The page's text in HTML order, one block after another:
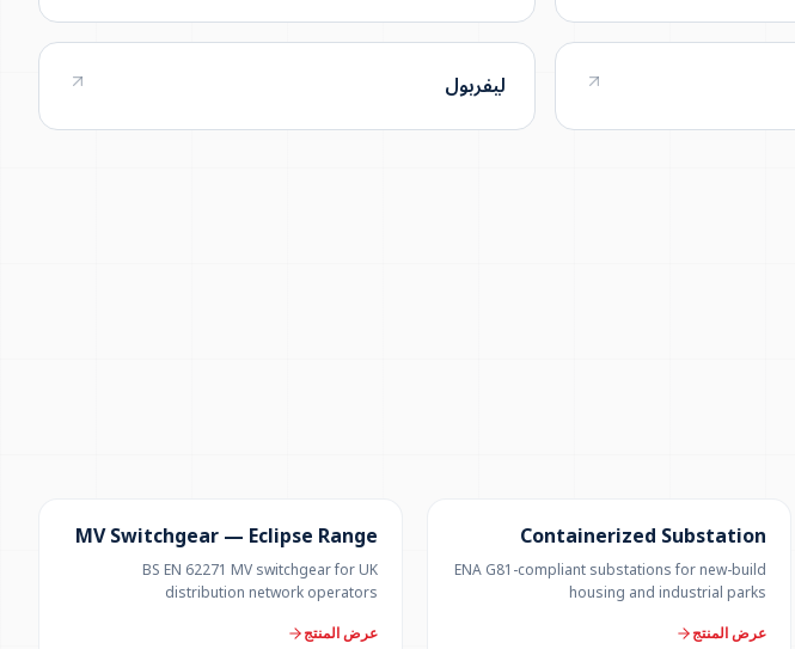
ليفربول
Containerized Substation
ENA G81-compliant substations for new-build
housing and industrial parks
عرض المنتج
MV Switchgear — Eclipse Range
BS EN 62271 MV switchgear for UK
distribution network operators
عرض المنتج